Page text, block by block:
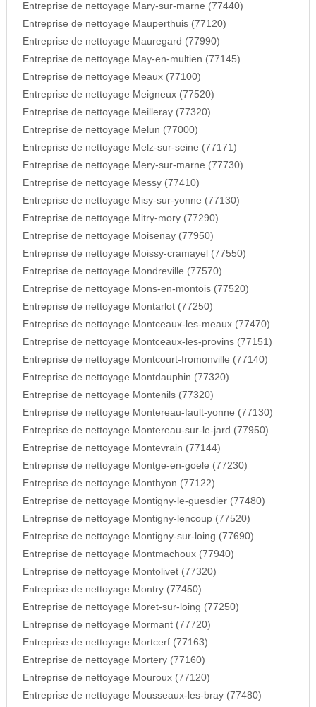
Entreprise de nettoyage Mary-sur-marne (77440)
Entreprise de nettoyage Mauperthuis (77120)
Entreprise de nettoyage Mauregard (77990)
Entreprise de nettoyage May-en-multien (77145)
Entreprise de nettoyage Meaux (77100)
Entreprise de nettoyage Meigneux (77520)
Entreprise de nettoyage Meilleray (77320)
Entreprise de nettoyage Melun (77000)
Entreprise de nettoyage Melz-sur-seine (77171)
Entreprise de nettoyage Mery-sur-marne (77730)
Entreprise de nettoyage Messy (77410)
Entreprise de nettoyage Misy-sur-yonne (77130)
Entreprise de nettoyage Mitry-mory (77290)
Entreprise de nettoyage Moisenay (77950)
Entreprise de nettoyage Moissy-cramayel (77550)
Entreprise de nettoyage Mondreville (77570)
Entreprise de nettoyage Mons-en-montois (77520)
Entreprise de nettoyage Montarlot (77250)
Entreprise de nettoyage Montceaux-les-meaux (77470)
Entreprise de nettoyage Montceaux-les-provins (77151)
Entreprise de nettoyage Montcourt-fromonville (77140)
Entreprise de nettoyage Montdauphin (77320)
Entreprise de nettoyage Montenils (77320)
Entreprise de nettoyage Montereau-fault-yonne (77130)
Entreprise de nettoyage Montereau-sur-le-jard (77950)
Entreprise de nettoyage Montevrain (77144)
Entreprise de nettoyage Montge-en-goele (77230)
Entreprise de nettoyage Monthyon (77122)
Entreprise de nettoyage Montigny-le-guesdier (77480)
Entreprise de nettoyage Montigny-lencoup (77520)
Entreprise de nettoyage Montigny-sur-loing (77690)
Entreprise de nettoyage Montmachoux (77940)
Entreprise de nettoyage Montolivet (77320)
Entreprise de nettoyage Montry (77450)
Entreprise de nettoyage Moret-sur-loing (77250)
Entreprise de nettoyage Mormant (77720)
Entreprise de nettoyage Mortcerf (77163)
Entreprise de nettoyage Mortery (77160)
Entreprise de nettoyage Mouroux (77120)
Entreprise de nettoyage Mousseaux-les-bray (77480)